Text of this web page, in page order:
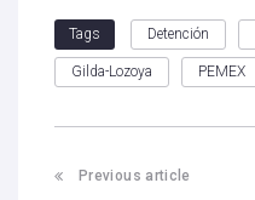
Tags Detención
Gilda-Lozoya PEMEX
Previous article